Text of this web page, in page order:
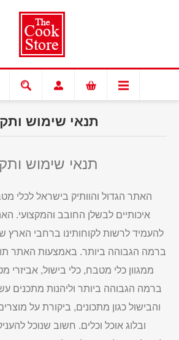
תנאי שימוש
תנאי שימוש
האתר הגדול והוותיק בישראל לכלי
איכותיים לבשלן החובב והמקצועי.
להעמיד לרשות לקוחותינו ברחבי הארץ
ברמה הגבוהה ביותר. באמצעות האתר
ממגוון כלי מטבח, כלי בישול, אביזרי
ברמה הגבוהה ביותר וליהנות מתכנים
והבישול כגון מתכונים, ביקורת על
ובלוג אוכל וכלים. חשוב שנוכל